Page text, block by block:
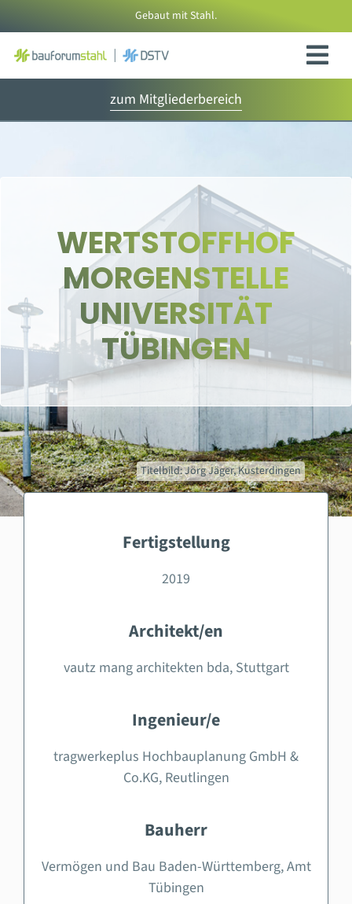
Inhalt
springen
Gebaut mit Stahl.
zum Mitgliederbereich
WERTSTOFFHOF
MORGENSTELLE
UNIVERSITÄT
TÜBINGEN
Titelbild: Jörg Jäger, Kusterdingen
Fertigstellung
2019
Architekt/en
vautz mang architekten bda, Stuttgart
Ingenieur/e
tragwerkeplus Hochbauplanung GmbH &
Co.KG, Reutlingen
Bauherr
Vermögen und Bau Baden-Württemberg, Amt
Tübingen